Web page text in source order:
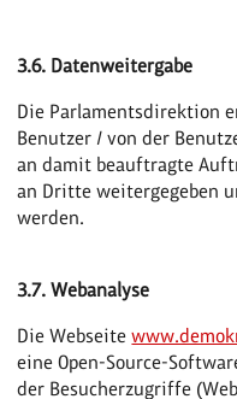
3.6. Datenweitergabe
Die Parlamentsdirektion
Benutzer / von der
an damit beauftragte
an Dritte weitergegeben
werden.
3.7. Webanalyse
Die Webseite
eine Open-Source-
der Besucherzugriffe